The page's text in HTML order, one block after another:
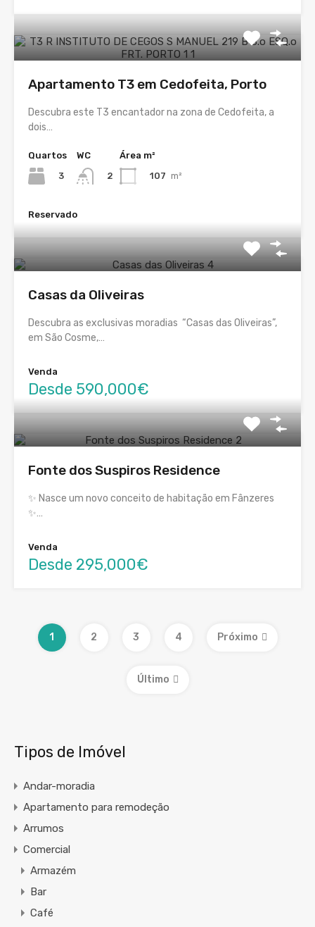
Apartamento T3 em Cedofeita, Porto
Descubra este T3 encantador na zona de Cedofeita, a
dois…
Quartos
3
WC
2
Área m²
107 m²
Reservado
Casas da Oliveiras
Descubra as exclusivas moradias “Casas das Oliveiras”,
em São Cosme,…
Venda
Desde 590,000€
Fonte dos Suspiros Residence
✨ Nasce um novo conceito de habitação em Fânzeres
✨…
Venda
Desde 295,000€
1 2 3 4 Próximo
Último
Tipos de Imóvel
Andar-moradia
Apartamento para remodeção
Arrumos
Comercial
Armazém
Bar
Café